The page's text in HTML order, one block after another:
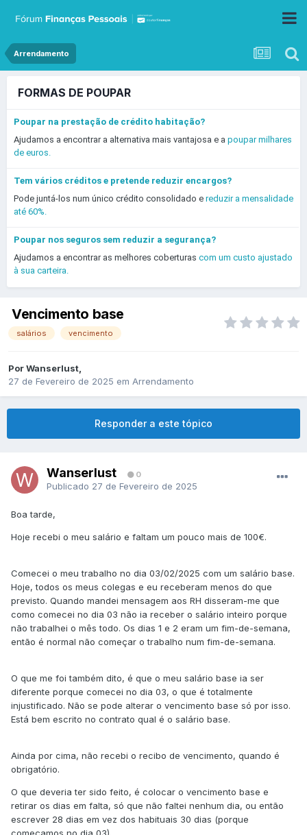
Arrendamento
FORMAS DE POUPAR
Poupar na prestação de crédito habitação?
Ajudamos a encontrar a alternativa mais vantajosa e a poupar milhares
de euros.
Tem vários créditos e pretende reduzir encargos?
Pode juntá-los num único crédito consolidado e reduzir a mensalidade
até 60%.
Poupar nos seguros sem reduzir a segurança?
Ajudamos a encontrar as melhores coberturas com um custo ajustado
à sua carteira.
Vencimento base
salários vencimento
PorWanserlust,
27 de Fevereiro de 2025 em Arrendamento
Responder a este tópico
Wanserlust 0
Publicado 27 de Fevereiro de 2025
Boa tarde,
Hoje recebi o meu salário e faltam um pouco mais de 100€.
Comecei o meu trabalho no dia 03/02/2025 com um salário base.
Hoje, todos os meus colegas e eu receberam menos do que
previsto. Quando mandei mensagem aos RH disseram-me que
como comecei no dia 03 não ia receber o salário inteiro porque
não trabalhei o mês todo. Os dias 1 e 2 eram um fim-de-semana,
então é normal não começar o trabalho num fim-de-semana.
O que me foi também dito, é que o meu salário base ia ser
diferente porque comecei no dia 03, o que é totalmente
injustificado. Não se pode alterar o vencimento base só por isso.
Está bem escrito no contrato qual é o salário base.
Ainda por cima, não recebi o recibo de vencimento, quando é
obrigatório.
O que deveria ter sido feito, é colocar o vencimento base e
retirar os dias em falta, só que não faltei nenhum dia, ou então
escrever 28 dias em vez dos habituais 30 dias (porque